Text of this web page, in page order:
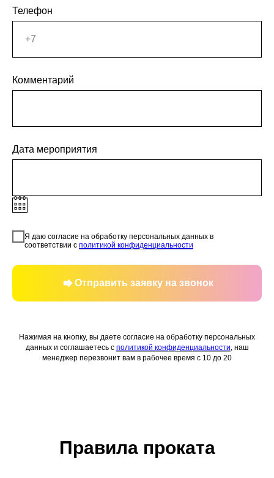
Телефон
Комментарий
Дата мероприятия
Я даю согласие на обработку персональных данных в
соответствии с политикой конфиденциальности
Отправить заявку на звонок
Нажимая на кнопку, вы даете согласие на обработку персональных
данных и соглашаетесь c политикой конфиденциальности, наш
менеджер перезвонит вам в рабочее время с 10 до 20
Правила проката